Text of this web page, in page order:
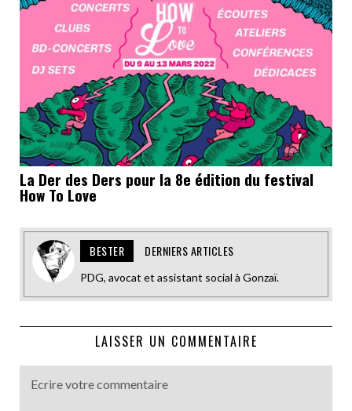
La Der des Ders pour la 8e édition du festival
How To Love
BESTER DERNIERS ARTICLES
PDG, avocat et assistant social à Gonzaï.
LAISSER UN COMMENTAIRE